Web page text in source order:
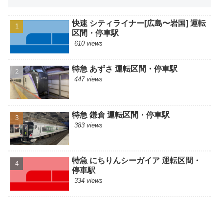
快速 シティライナー[広島〜岩国] 運転
区間・停車駅
610 views
特急 あずさ 運転区間・停車駅
447 views
特急 鎌倉 運転区間・停車駅
383 views
特急 にちりんシーガイア 運転区間・
停車駅
334 views